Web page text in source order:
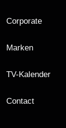
Corporate
Marken
TV-Kalender
Contact